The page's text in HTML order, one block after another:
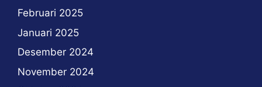
Februari 2025
Januari 2025
Desember 2024
November 2024